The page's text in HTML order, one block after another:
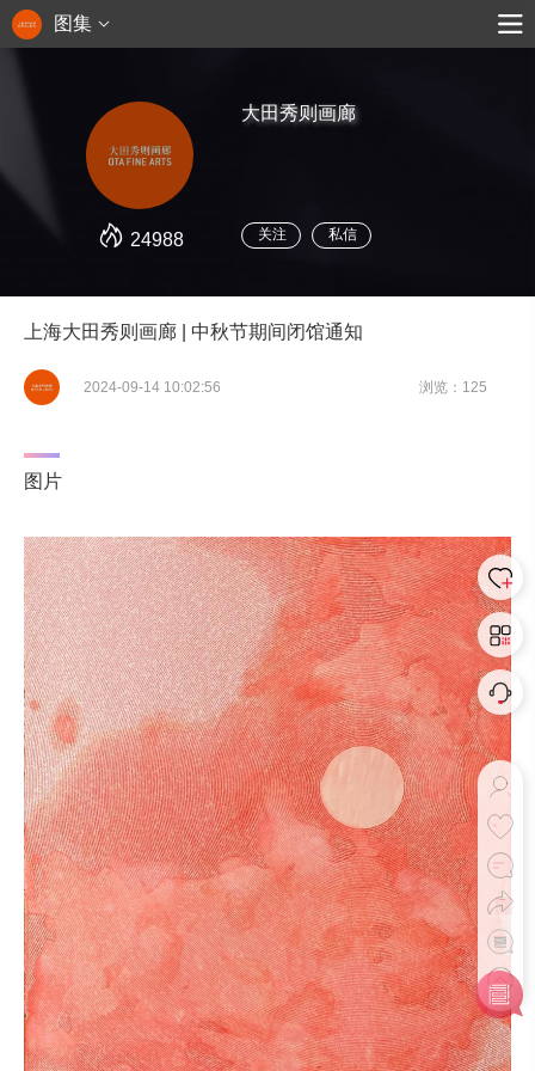
图集
24988
大田秀则画廊
关注 私信
上海大田秀则画廊 | 中秋节期间闭馆通知
2024-09-14 10:02:56 浏览：125
图片